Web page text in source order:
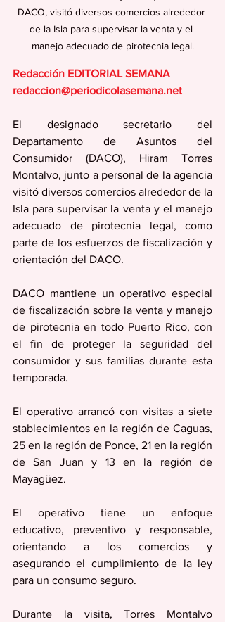
DACO, visitó diversos comercios alrededor
de la Isla para supervisar la venta y el
manejo adecuado de pirotecnia legal.
Redacción EDITORIAL SEMANA
redaccion@periodicolasemana.net
El designado secretario del
Departamento de Asuntos del
Consumidor (DACO), Hiram Torres
Montalvo, junto a personal de la agencia
visitó diversos comercios alrededor de la
Isla para supervisar la venta y el manejo
adecuado de pirotecnia legal, como
parte de los esfuerzos de fiscalización y
orientación del DACO.
DACO mantiene un operativo especial
de fiscalización sobre la venta y manejo
de pirotecnia en todo Puerto Rico, con
el fin de proteger la seguridad del
consumidor y sus familias durante esta
temporada.
El operativo arrancó con visitas a siete
stablecimientos en la región de Caguas,
25 en la región de Ponce, 21 en la región
de San Juan y 13 en la región de
Mayagüez.
El operativo tiene un enfoque
educativo, preventivo y responsable,
orientando a los comercios y
asegurando el cumplimiento de la ley
para un consumo seguro.
Durante la visita, Torres Montalvo